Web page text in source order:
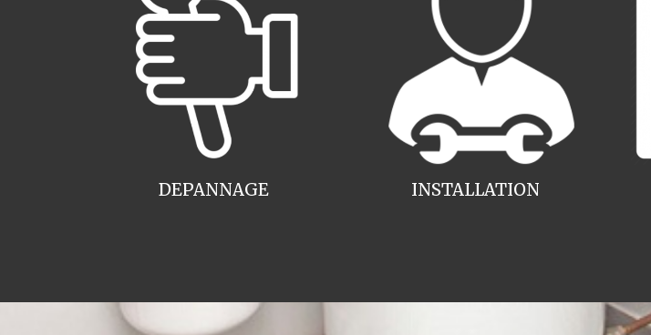
INSTALLATION
DEPANNAGE